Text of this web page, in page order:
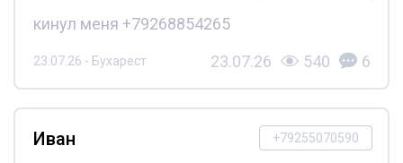
кинул меня +79268854265
23.07.26 - Бухарест 23.07.26 540 6
+79255070590
Иван